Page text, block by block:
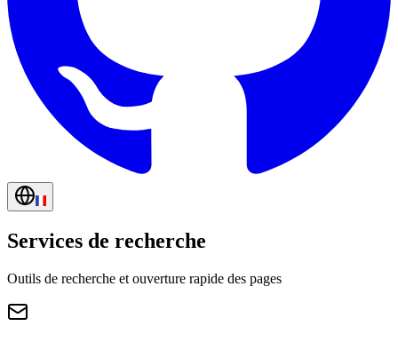
Services de recherche
Outils de recherche et ouverture rapide des pages